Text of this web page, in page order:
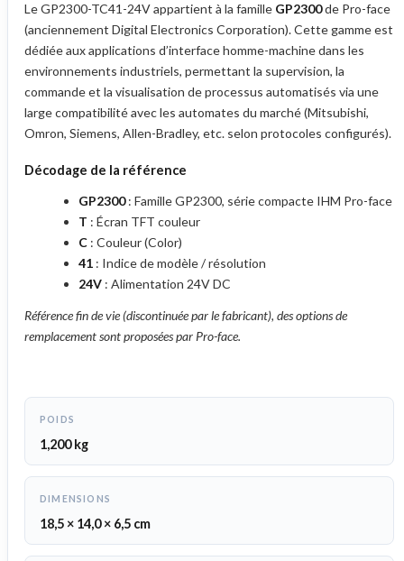
Le GP2300-TC41-24V appartient à la famille GP2300de Pro-face
(anciennement Digital Electronics Corporation). Cette gamme est
dédiée aux applications d’interface homme-machine dans les
environnements industriels, permettant la supervision, la
commande et la visualisation de processus automatisés via une
large compatibilité avec les automates du marché (Mitsubishi,
Omron, Siemens, Allen-Bradley, etc. selon protocoles configurés).
Décodage de la référence
GP2300: Famille GP2300, série compacte IHM Pro-face
T : Écran TFT couleur
C : Couleur (Color)
41 : Indice de modèle / résolution
24V : Alimentation 24V DC
Référence fin de vie (discontinuée par le fabricant), des options de
remplacement sont proposées par Pro-face.
POIDS
1,200 kg
DIMENSIONS
18,5 × 14,0 × 6,5 cm